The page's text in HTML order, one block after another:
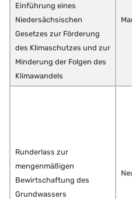
Einführung eines
Niedersächsischen
Gesetzes zur Förderung
des Klimaschutzes und zur
Minderung der Folgen des
Klimawandels
Runderlass zur
mengenmäßigen
Bewirtschaftung des
Grundwassers